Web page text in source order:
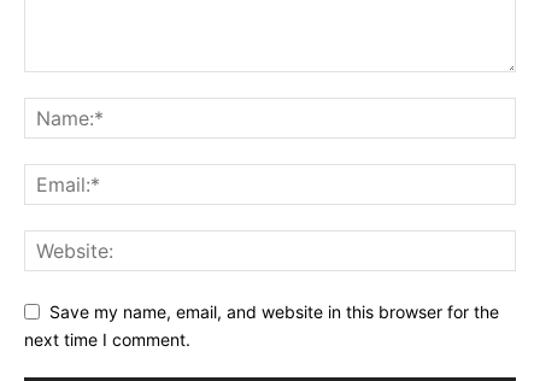
Save my name, email, and website in this browser for the
next time I comment.